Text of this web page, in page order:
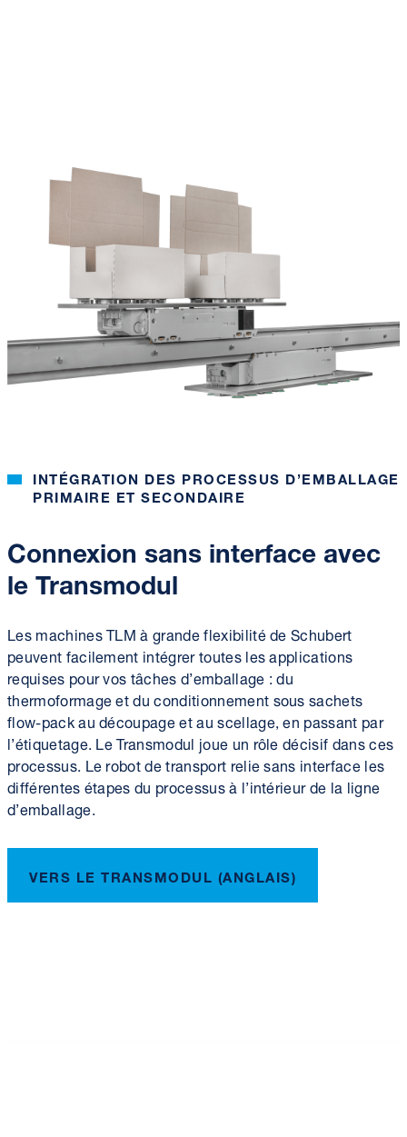
INTÉGRATION DES PROCESSUS D’EMBALLAGE
PRIMAIRE ET SECONDAIRE
Connexion sans interface avec
le Transmodul
Les machines TLM à grande flexibilité de Schubert
peuvent facilement intégrer toutes les applications
requises pour vos tâches d’emballage : du
thermoformage et du conditionnement sous sachets
flow-pack au découpage et au scellage, en passant par
l’étiquetage. Le Transmodul joue un rôle décisif dans ces
processus. Le robot de transport relie sans interface les
différentes étapes du processus à l’intérieur de la ligne
d’emballage.
VERS LE TRANSMODUL (ANGLAIS)